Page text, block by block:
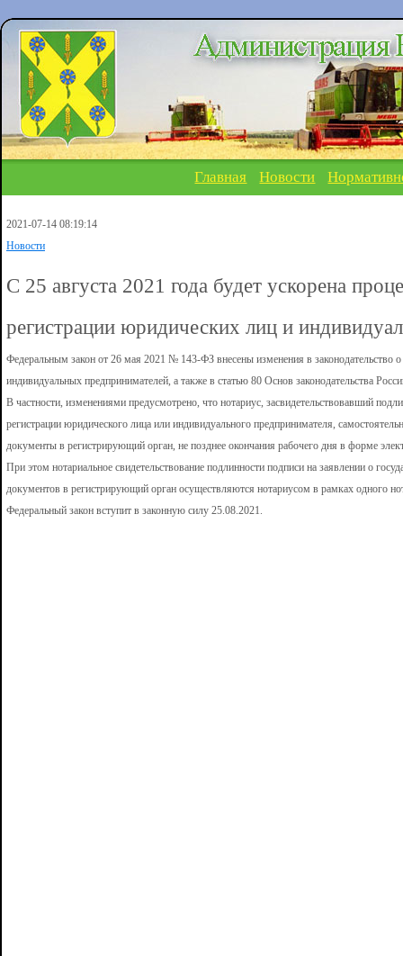
Главная Новости
2021-07-14 08:19:14
Новости
С 25 августа 2021 года будет ускорена
регистрации юридических лиц и
Федеральным закон от 26 мая 2021 № 143-ФЗ внесены изменения в законодательство
индивидуальных предпринимателей, а также в статью 80 Основ законодательства
В частности, изменениями предусмотрено, что нотариус, засвидетельствовавший
регистрации юридического лица или индивидуального предпринимателя,
документы в регистрирующий орган, не позднее окончания рабочего дня в форме
При этом нотариальное свидетельствование подлинности подписи на заявлении о
документов в регистрирующий орган осуществляются нотариусом в рамках одного
Федеральный закон вступит в законную силу 25.08.2021.